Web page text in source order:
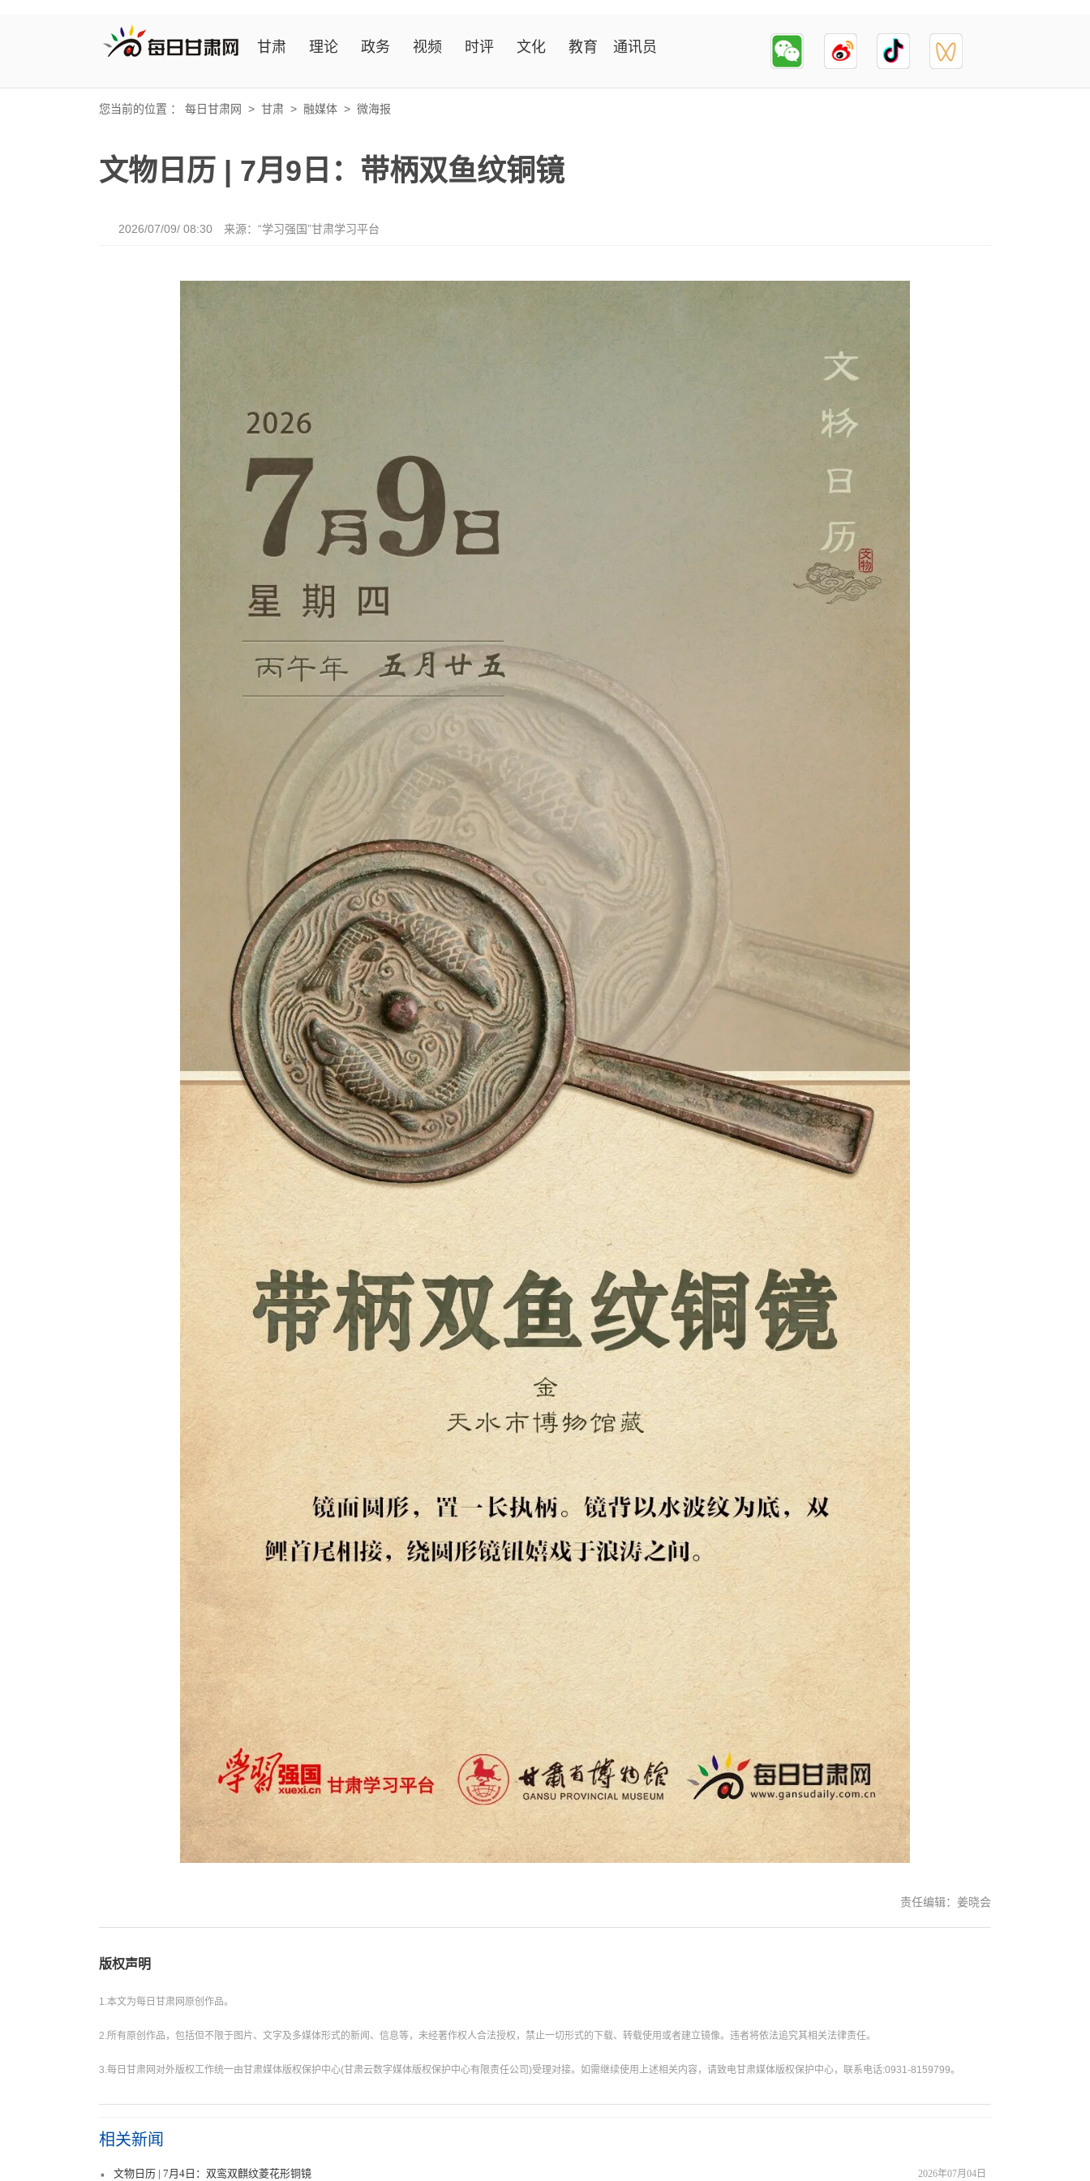
甘肃 理论 政务 视频 时评 文化 教育 通讯员
您当前的位置 ： 每日甘肃网 > 甘肃 > 融媒体 > 微海报
文物日历 | 7月9日：带柄双鱼纹铜镜
2026/07/09/ 08:30 来源：“学习强国”甘肃学习平台
责任编辑：姜晓会
版权声明
1.本文为每日甘肃网原创作品。
2.所有原创作品，包括但不限于图片、文字及多媒体形式的新闻、信息等，未经著作权人合法授权，禁止一切形式的下载、转载使用或者建立镜像。违者将依法追究其相关法律责任。
3.每日甘肃网对外版权工作统一由甘肃媒体版权保护中心(甘肃云数字媒体版权保护中心有限责任公司)受理对接。如需继续使用上述相关内容，请致电甘肃媒体版权保护中心，联系电话:0931-8159799。
相关新闻
2026年07月04日
文物日历 | 7月4日：双鸾双麒纹菱花形铜镜